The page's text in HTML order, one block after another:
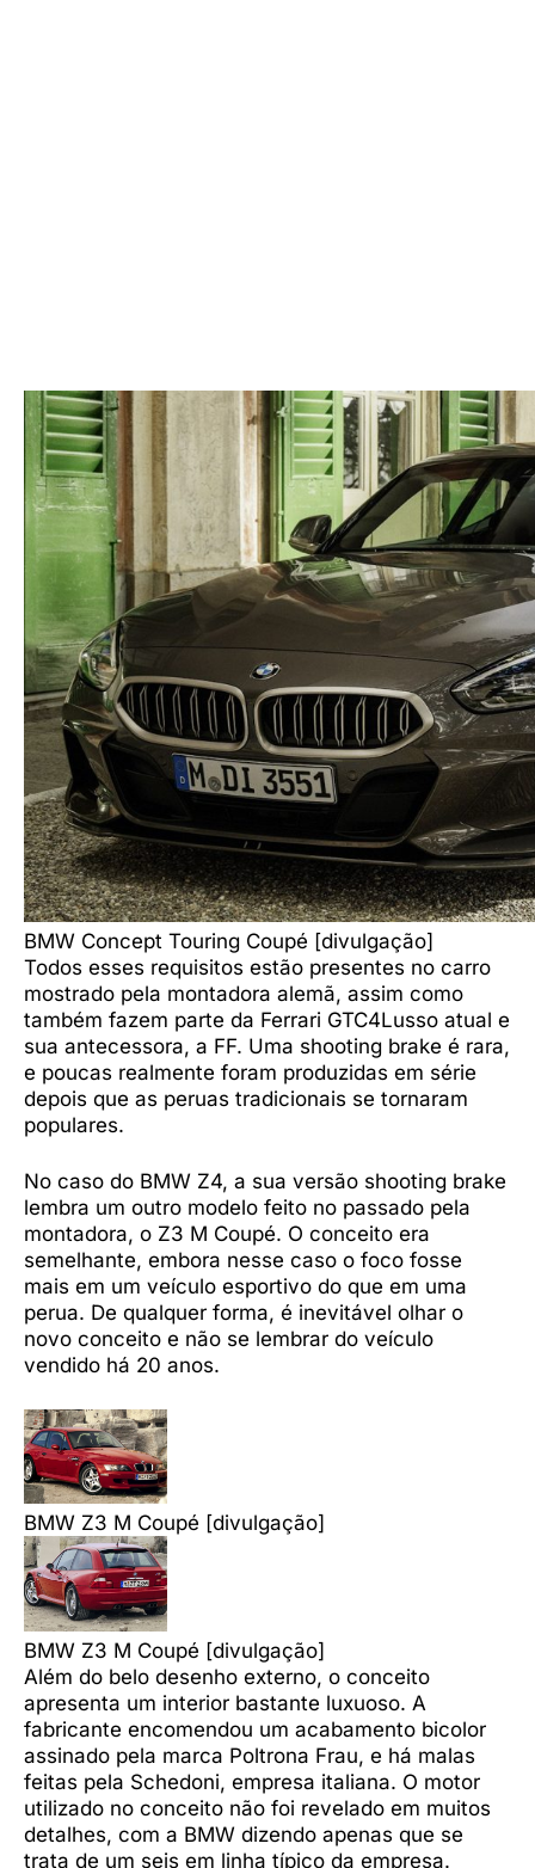
BMW Concept Touring Coupé [divulgação]
Todos esses requisitos estão presentes no carro
mostrado pela montadora alemã, assim como
também fazem parte da Ferrari GTC4Lusso atual e
sua antecessora, a FF. Uma shooting brake é rara,
e poucas realmente foram produzidas em série
depois que as peruas tradicionais se tornaram
populares.
No caso do BMW Z4, a sua versão shooting brake
lembra um outro modelo feito no passado pela
montadora, o Z3 M Coupé. O conceito era
semelhante, embora nesse caso o foco fosse
mais em um veículo esportivo do que em uma
perua. De qualquer forma, é inevitável olhar o
novo conceito e não se lembrar do veículo
vendido há 20 anos.
BMW Z3 M Coupé [divulgação]
BMW Z3 M Coupé [divulgação]
Além do belo desenho externo, o conceito
apresenta um interior bastante luxuoso. A
fabricante encomendou um acabamento bicolor
assinado pela marca Poltrona Frau, e há malas
feitas pela Schedoni, empresa italiana. O motor
utilizado no conceito não foi revelado em muitos
detalhes, com a BMW dizendo apenas que se
trata de um seis em linha típico da empresa.